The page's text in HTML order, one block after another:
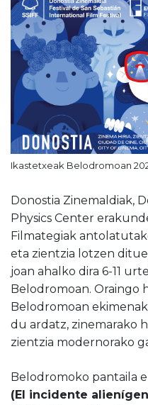
Ikastetxeak Belodromoan
Donostia Zinemaldiak,
Physics Center
Filmategiak
eta zientzia lotzen
joan ahalko dira 6-11
Belodromoan. Oraingo
Belodromoan
du ardatz, zinemarako
zientzia modernorako
Belodromoko pantaila
(El incidente